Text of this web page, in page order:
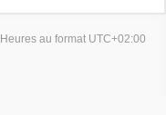
Heures au format UTC+02:00